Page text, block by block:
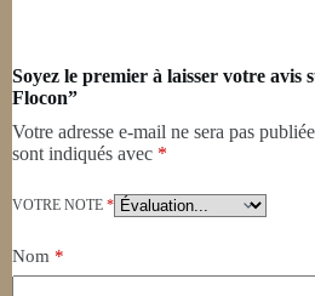
Soyez le premier à laisser votre avis
Flocon”
Votre adresse e-mail ne sera pas
sont indiqués avec *
VOTRE NOTE *
Nom *